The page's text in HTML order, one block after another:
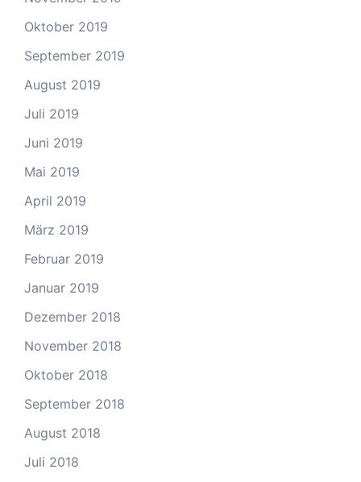
Oktober 2019
September 2019
August 2019
Juli 2019
Juni 2019
Mai 2019
April 2019
März 2019
Februar 2019
Januar 2019
Dezember 2018
November 2018
Oktober 2018
September 2018
August 2018
Juli 2018